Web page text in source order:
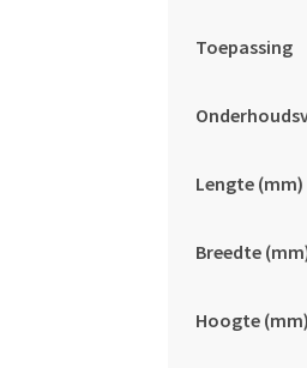
Toepassing
Lengte (mm)
Breedte
Hoogte (mm)